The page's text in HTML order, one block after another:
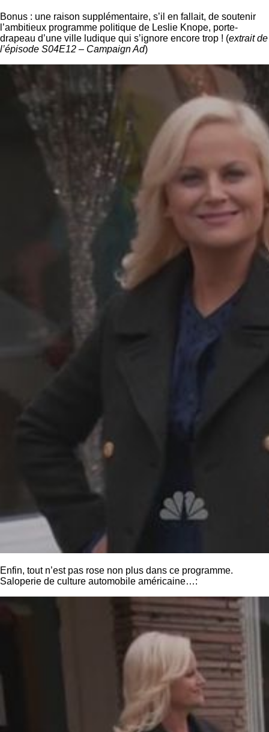
Bonus : une raison supplémentaire, s’il en fallait, de soutenir
l’ambitieux programme politique de Leslie Knope, porte-
drapeau d’une ville ludique qui s’ignore encore trop ! (extrait de
l’épisode S04E12 – Campaign Ad)
Enfin, tout n’est pas rose non plus dans ce programme.
Saloperie de culture automobile américaine…: